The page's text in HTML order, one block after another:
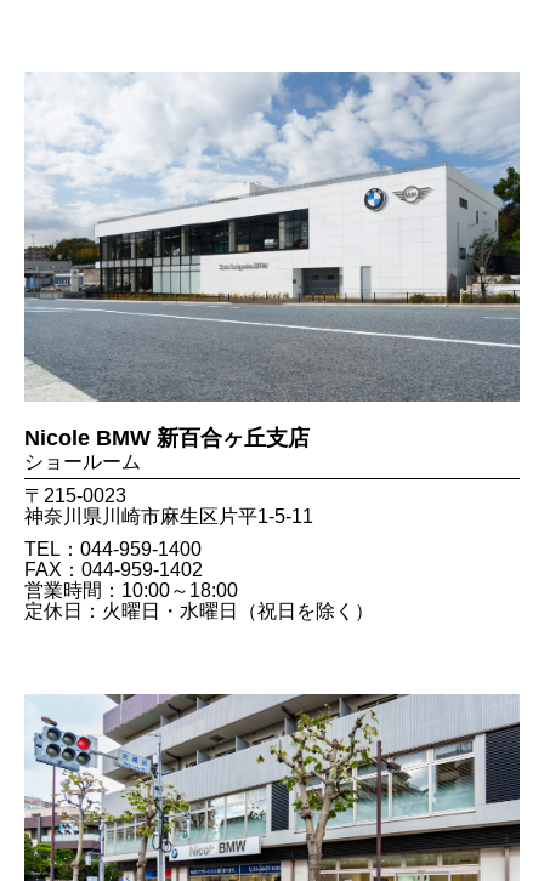
Nicole BMW 新百合ヶ丘支店
ショールーム
〒215-0023
神奈川県川崎市麻生区片平1-5-11
TEL：044-959-1400
FAX：044​-959​-1402
営業時間：10:00～18:00
定休日：火曜日・水曜日（祝日を除く）